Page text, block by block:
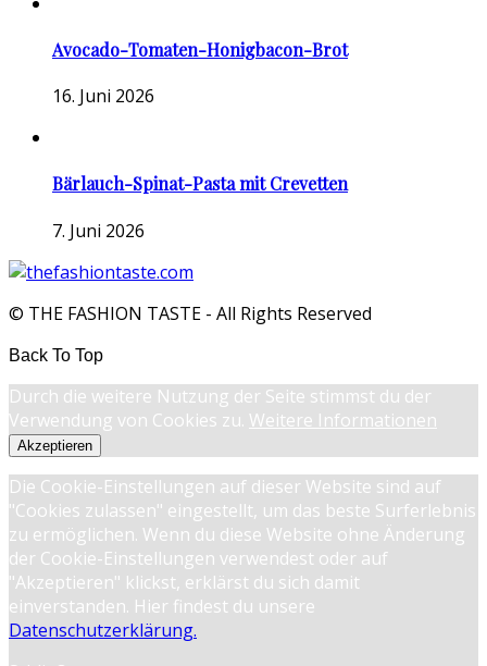
Avocado-Tomaten-Honigbacon-Brot
16. Juni 2026
Bärlauch-Spinat-Pasta mit Crevetten
7. Juni 2026
© THE FASHION TASTE - All Rights Reserved
Back To Top
Durch die weitere Nutzung der Seite stimmst du der
Verwendung von Cookies zu. Weitere Informationen
Akzeptieren
Die Cookie-Einstellungen auf dieser Website sind auf
"Cookies zulassen" eingestellt, um das beste Surferlebnis
zu ermöglichen. Wenn du diese Website ohne Änderung
der Cookie-Einstellungen verwendest oder auf
"Akzeptieren" klickst, erklärst du sich damit
einverstanden. Hier findest du unsere
Datenschutzerklärung.